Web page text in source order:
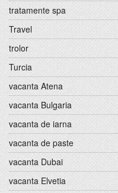
tratamente spa
Travel
trolor
Turcia
vacanta Atena
vacanta Bulgaria
vacanta de iarna
vacanta de paste
vacanta Dubai
vacanta Elvetia